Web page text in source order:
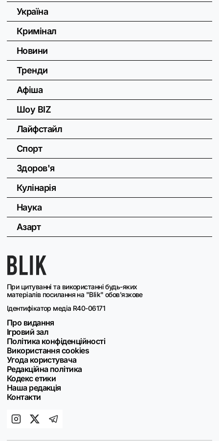
При цитуванні та використанні будь-яких
матеріалів посилання на "Blik" обов'язкове
Ідентифікатор медіа R40-06171
Про видання
Ігровий зал
Політика конфіденційності
Використання cookies
Угода користувача
Редакційна політика
Кодекс етики
Наша редакція
Контакти
Україна
Кримінал
Новини
Тренди
Афіша
Шоу BIZ
Лайфстайл
Спорт
Здоров'я
Кулінарія
Наука
Азарт